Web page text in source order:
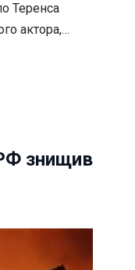
Теренса
актора,…
знищив